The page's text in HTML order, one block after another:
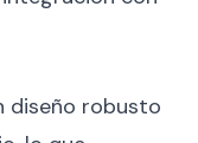
diseño robusto